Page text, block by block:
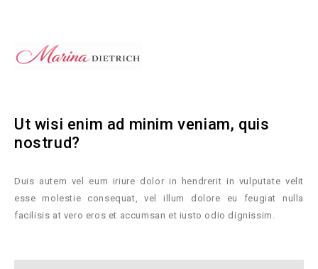
Ut wisi enim ad minim veniam, quis
nostrud?
Duis autem vel eum iriure dolor in hendrerit in vulputate velit
esse molestie consequat, vel illum dolore eu feugiat nulla
facilisis at vero eros et accumsan et iusto odio dignissim.